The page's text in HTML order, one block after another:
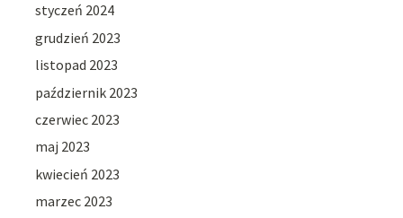
styczeń 2024
grudzień 2023
listopad 2023
październik 2023
czerwiec 2023
maj 2023
kwiecień 2023
marzec 2023